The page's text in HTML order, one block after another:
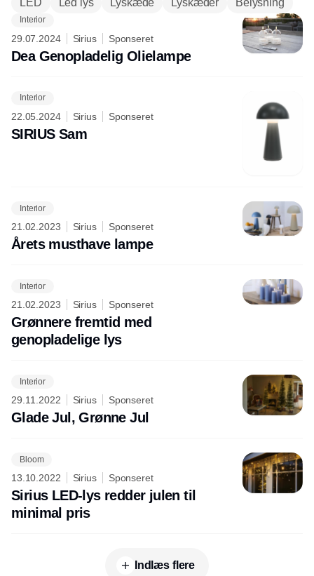
Interior
29.07.2024 Sirius Sponseret
Dea Genopladelig Olielampe
Interior
22.05.2024 Sirius Sponseret
SIRIUS Sam
Interior
21.02.2023 Sirius Sponseret
Årets musthave lampe
Interior
21.02.2023 Sirius Sponseret
Grønnere fremtid med
genopladelige lys
Interior
29.11.2022 Sirius Sponseret
Glade Jul, Grønne Jul
Bloom
13.10.2022 Sirius Sponseret
Sirius LED-lys redder julen til
minimal pris
Indlæs flere